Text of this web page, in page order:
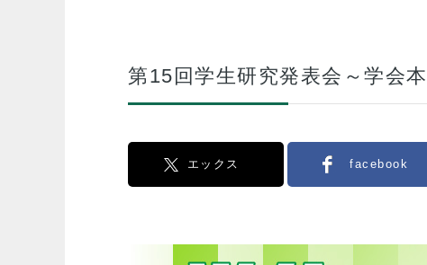
第15回学生研究発表会～学会
エックス facebook